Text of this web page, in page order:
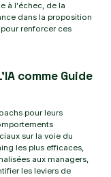
à l'échec, de la
dans la proposition
renforcer ces
comme Guide
pour leurs
sur la voie du
les plus efficaces,
aux managers,
les leviers de